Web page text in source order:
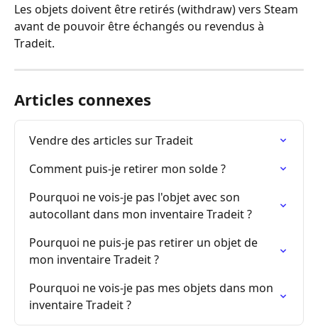
Les objets doivent être retirés (withdraw) vers Steam
avant de pouvoir être échangés ou revendus à
Tradeit.
Articles connexes
Vendre des articles sur Tradeit
Comment puis-je retirer mon solde ?
Pourquoi ne vois-je pas l'objet avec son
autocollant dans mon inventaire Tradeit ?
Pourquoi ne puis-je pas retirer un objet de
mon inventaire Tradeit ?
Pourquoi ne vois-je pas mes objets dans mon
inventaire Tradeit ?